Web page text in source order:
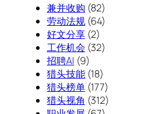
兼并收购 (82)
劳动法规(64)
好文分享(2)
工作机会 (32)
招聘AI (9)
猎头技能(18)
猎头榜单(177)
猎头视角 (312)